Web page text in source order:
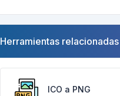
Herramientas relacionadas
ICO a PNG